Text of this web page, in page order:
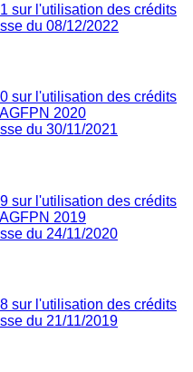
sur l'utilisation des crédits
du 08/12/2022
sur l'utilisation des crédits
2020
du 30/11/2021
sur l'utilisation des crédits
2019
du 24/11/2020
sur l'utilisation des crédits
du 21/11/2019